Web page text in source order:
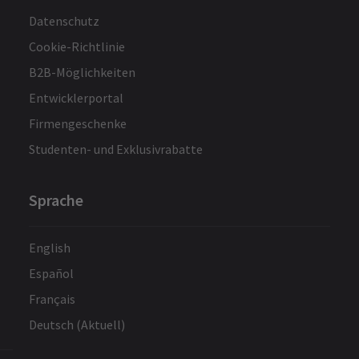
Datenschutz
Cookie-Richtlinie
B2B-Möglichkeiten
Entwicklerportal
Firmengeschenke
Studenten- und Exklusivrabatte
Sprache
English
Español
Français
Deutsch (Aktuell)